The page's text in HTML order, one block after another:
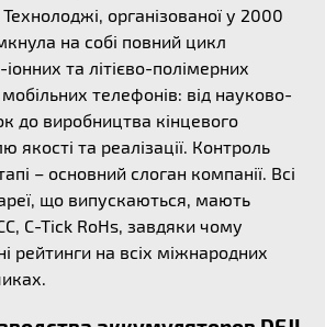
організованої у 2000
на собі повний цикл
та літієво-полімерних
телефонів: від науково-
до виробництва кінцевого
якості та реалізації. Контроль
– основний слоган компанії. Всі
що випускаються, мають
C-Tick RoHs, завдяки чому
рейтинги на всіх міжнародних